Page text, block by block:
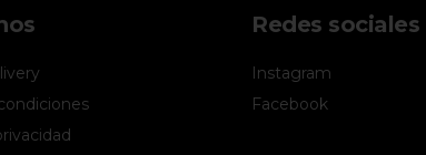
Redes sociales
Instagram
Facebook